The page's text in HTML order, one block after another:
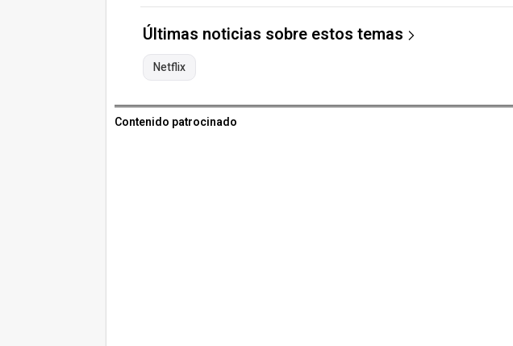
Últimas noticias sobre estos temas
Netflix
Contenido patrocinado